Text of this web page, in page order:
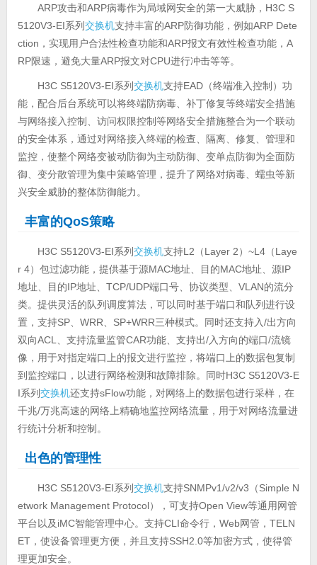
ARP攻击和ARP病毒作为局域网安全的第一大威胁，H3C S
5120V3-EI系列交换机支持丰富的ARP防御功能，例如ARP Dete
ction，实现用户合法性检查功能和ARP报文有效性检查功能，A
RP限速，避免大量ARP报文对CPU进行冲击等等。
H3C S5120V3-EI系列交换机支持EAD（终端准入控制）功
能，配合后台系统可以将终端防病毒、补丁修复等终端安全措施
与网络接入控制、访问权限控制等网络安全措施整合为一个联动
的安全体系，通过对网络接入终端的检查、隔离、修复、管理和
监控，使整个网络变被动防御为主动防御、变单点防御为全面防
御、变分散管理为集中策略管理，提升了网络对病毒、蠕虫等新
兴安全威胁的整体防御能力。
丰富的QoS策略
H3C S5120V3-EI系列交换机支持L2（Layer 2）~L4（Laye
r 4）包过滤功能，提供基于源MAC地址、目的MAC地址、源IP
地址、目的IP地址、TCP/UDP端口号、协议类型、VLAN的流分
类。提供灵活的队列调度算法，可以同时基于端口和队列进行设
置，支持SP、WRR、SP+WRR三种模式。同时还支持入/出方向
双向ACL、支持流量监管CAR功能、支持出/入方向的端口/流镜
像，用于对指定端口上的报文进行监控，将端口上的数据包复制
到监控端口，以进行网络检测和故障排除。同时H3C S5120V3-E
I系列交换机还支持sFlow功能，对网络上的数据包进行采样，在
千兆/万兆高速的网络上精确地监控网络流量，用于对网络流量进
行统计分析和控制。
出色的管理性
H3C S5120V3-EI系列交换机支持SNMPv1/v2/v3（Simple N
etwork Management Protocol），可支持Open View等通用网管
平台以及iMC智能管理中心。支持CLI命令行，Web网管，TELN
ET，使设备管理更方便，并且支持SSH2.0等加密方式，使得管
理更加安全。